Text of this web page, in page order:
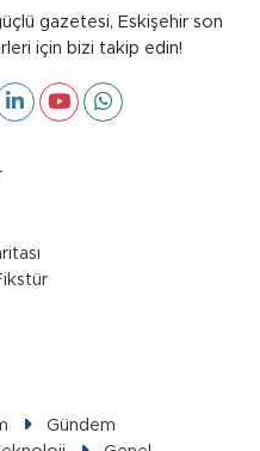
gazetesi, Eskişehir son
için bizi takip edin!
Gündem